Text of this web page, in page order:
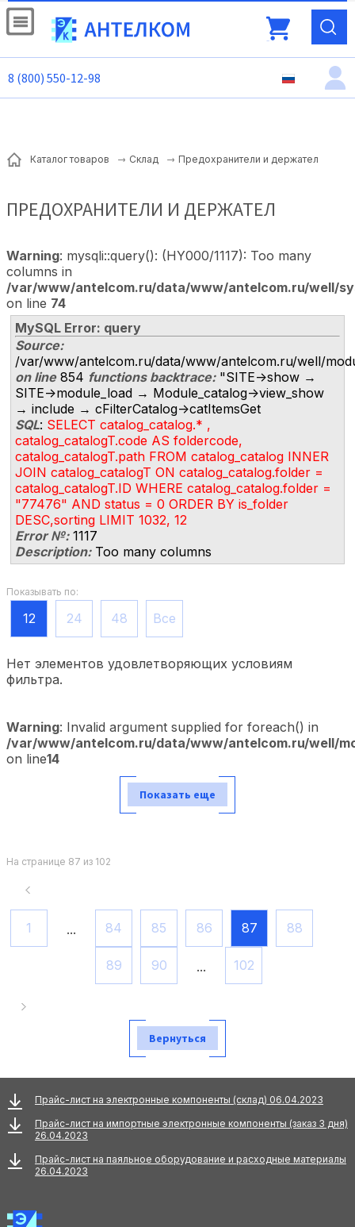
8 (800) 550-12-98
Каталог товаров Склад Предохранители и держател
ПРЕДОХРАНИТЕЛИ И ДЕРЖАТЕЛ
Warning: mysqli::query(): (HY000/1117): Too many
columns in
/var/www/antelcom.ru/data/www/antelcom.ru/well/
on line 74
MySQL Error: query
Source:
/var/www/antelcom.ru/data/www/antelcom.ru/well/
on line854 functions backtrace:"SITE->show →
SITE->module_load → Module_catalog->view_show
→ include → cFilterCatalog->catItemsGet
SQL: SELECT catalog_catalog.* ,
catalog_catalogT.code AS foldercode,
catalog_catalogT.path FROM catalog_catalog INNER
JOIN catalog_catalogT ON catalog_catalog.folder =
catalog_catalogT.ID WHERE catalog_catalog.folder =
"77476" AND status = 0 ORDER BY is_folder
DESC,sorting LIMIT 1032, 12
Error №:1117
Description:Too many columns
Показывать по:
12 24 48 Все
Нет элементов удовлетворяющих условиям
фильтра.
Warning: Invalid argument supplied for foreach() in
/var/www/antelcom.ru/data/www/antelcom.ru/well/
on line14
Показать еще
На странице 87 из 102
1 ... 84 85 86 87 88
89 90 ... 102
Вернуться
Прайс-лист на электронные компоненты (склад) 06.04.2023
Прайс-лист на импортные электронные компоненты (заказ 3 дня)
26.04.2023
Прайс-лист на паяльное оборудование и расходные материалы
26.04.2023